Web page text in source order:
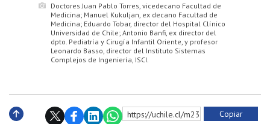
Doctores Juan Pablo Torres, vicedecano Facultad de
Medicina; Manuel Kukuljan, ex decano Facultad de
Medicina; Eduardo Tobar, director del Hospital Clínico
Universidad de Chile; Antonio Banfi, ex director del
dpto. Pediatría y Cirugía Infantil Oriente, y profesor
Leonardo Basso, director del Instituto Sistemas
Complejos de Ingeniería, ISCI.
https://uchile.cl/m231282 Copiar